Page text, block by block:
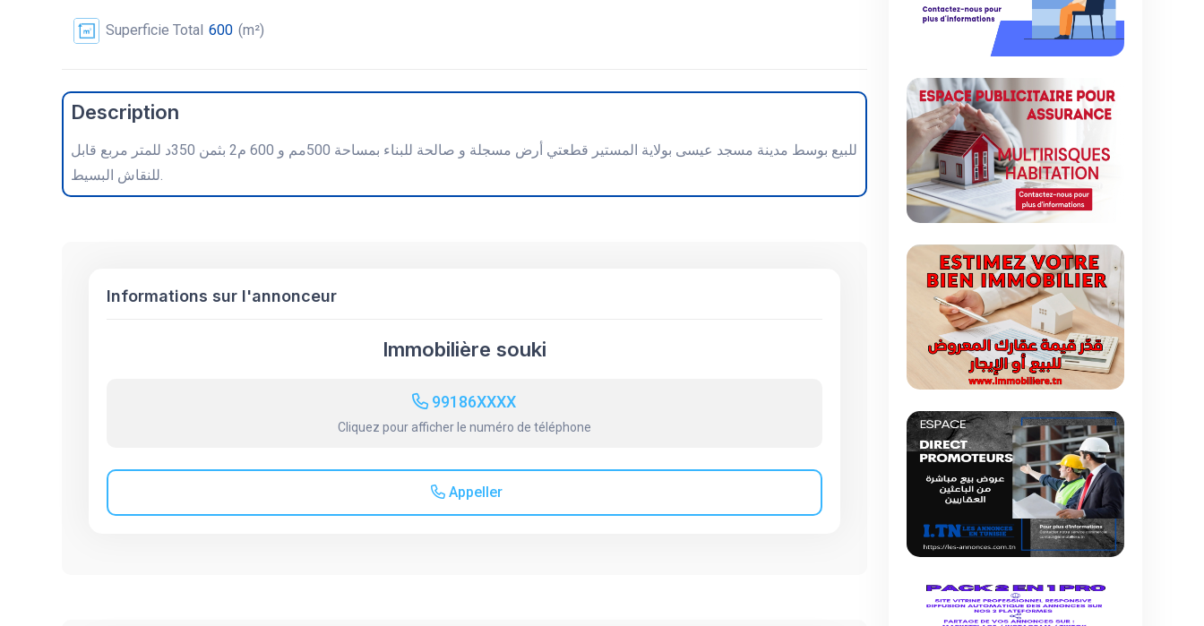
Superficie Total 600 (m²)
Description
للبيع بوسط مدينة مسجد عيسى بولاية المستير قطعتي أرض مسجلة و صالحة للبناء بمساحة 500مم و 600 م2 بثمن 350د للمتر مربع قابل
للنقاش البسيط.
Informations sur l'annonceur
Immobilière souki
99186XXXX
Cliquez pour afficher le numéro de téléphone
Appeller